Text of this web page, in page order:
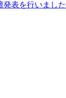
表を行いました